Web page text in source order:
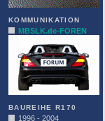
KOMMUNIKATION
MBSLK.de-FOREN
BAUREIHE R170
1996 - 2004